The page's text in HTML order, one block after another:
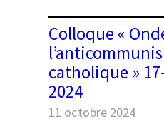
colloque
Colloque «
catholique »
2024
11 octobre 2024